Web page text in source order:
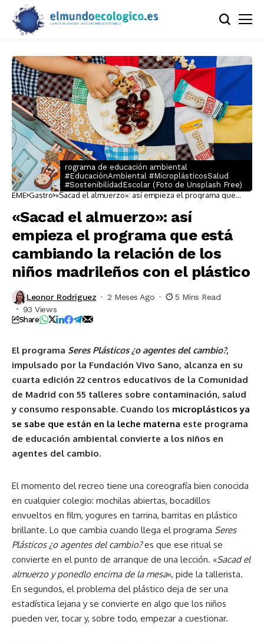
rograma de educación ambiental
#EducaciónAmbiental #MicroplásticosSalud
#SostenibilidadEscolar (Foto de Unsplash Free)
EME Gastro «Sacad el almuerzo»: así empieza el programa que
está cambiando la relación de los niños madrileños
con el plástico
«Sacad el almuerzo»: así
empieza el programa que está
cambiando la relación de los
niños madrileños con el plástico
Leonor Rodríguez 2 Meses Ago
5 Mins Read
93 Views
Share
El programa Seres Plásticos ¿o agentes del cambio?,
impulsado por la Fundación Vivo Sano, alcanza en su
cuarta edición 22 centros educativos de la Comunidad
de Madrid con 55 talleres sobre contaminación, salud
y consumo responsable. Cuando los microplásticos ya
se sabe que están en la leche materna este programa
de educación ambiental convierte a los niños en
agentes del cambio.
El momento del recreo tiene una coreografía bien conocida
en cualquier colegio: mochilas abiertas, bocadillos
envueltos en film, yogures en tarrina, barritas en plástico
brillante. Lo que cambia cuando llega el programa Seres
Plásticos ¿o agentes del cambio?es que ese ritual se
convierte en el punto de arranque de una lección. «Sacad el
almuerzo y ponedlo encima de la mesa«, pide la tallerista.
En segundos, el problema del plástico deja de ser una
estadística lejana y se convierte en algo que los niños
pueden ver, tocar y, sobre todo, empezar a cuestionar.